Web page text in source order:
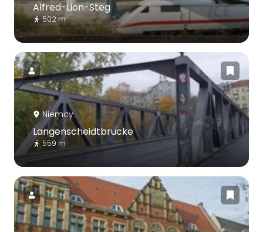
Alfred-Lion-Steg
502 m
Niemcy
Langenscheidtbrücke
559 m